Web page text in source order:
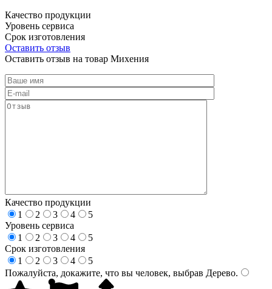
Качество продукции
Уровень сервиса
Срок изготовления
Оставить отзыв
Оставить отзыв на товар Михения
Качество продукции
1
2 3 4
5
Уровень сервиса
1
2 3 4
5
Срок изготовления
1
2 3 4
5
Пожалуйста, докажите, что вы человек, выбрав Дерево.